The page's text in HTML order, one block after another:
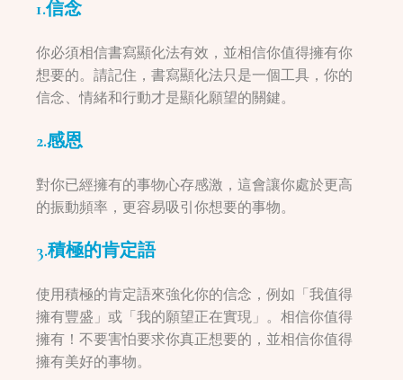
1.信念
你必須相信書寫顯化法有效，並相信你值得擁有你
想要的。請記住，書寫顯化法只是一個工具，你的
信念、情緒和行動才是顯化願望的關鍵。
2.感恩
對你已經擁有的事物心存感激，這會讓你處於更高
的振動頻率，更容易吸引你想要的事物。
3.積極的肯定語
使用積極的肯定語來強化你的信念，例如「我值得
擁有豐盛」或「我的願望正在實現」。相信你值得
擁有！不要害怕要求你真正想要的，並相信你值得
擁有美好的事物。